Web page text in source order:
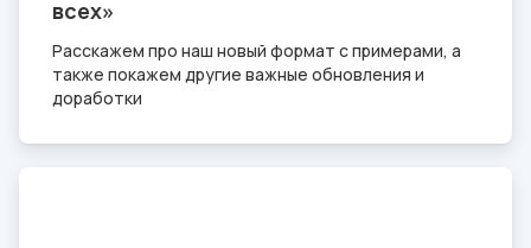
всех»
Расскажем про наш новый формат с примерами, а
также покажем другие важные обновления и
доработки